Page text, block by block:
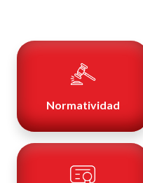
Normatividad